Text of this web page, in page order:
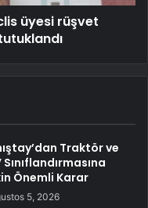
üyesi rüşvet
Traktör ve
Sınıflandırmasına
Önemli Karar
5, 2026